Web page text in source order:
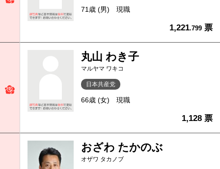
71歳 (男) 現職
1,221.799 票
丸山 わき子
マルヤマ ワキコ
日本共産党
66歳 (女) 現職
1,128 票
おざわ たかのぶ
オザワ タカノブ